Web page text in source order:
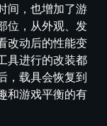
间，也增加了游
位，从外观、发
改动后的性能变
具进行的改装都
，载具会恢复到
和游戏平衡的有